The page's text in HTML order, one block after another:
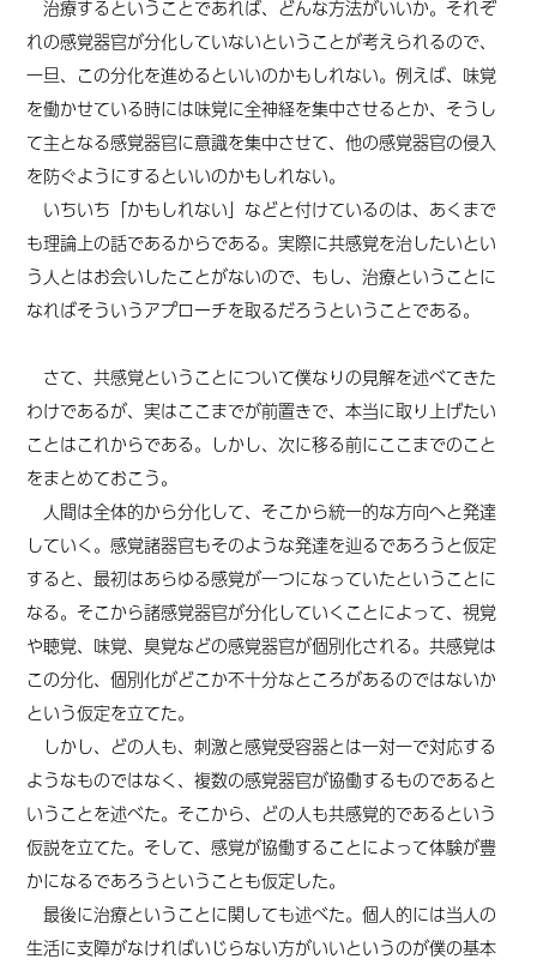
治療するということであれば、どんな方法がいいか。それぞ
れの感覚器官が分化していないということが考えられるので、
一旦、この分化を進めるといいのかもしれない。例えば、味覚
を働かせている時には味覚に全神経を集中させるとか、そうし
て主となる感覚器官に意識を集中させて、他の感覚器官の侵入
を防ぐようにするといいのかもしれない。
いちいち「かもしれない」などと付けているのは、あくまで
も理論上の話であるからである。実際に共感覚を治したいとい
う人とはお会いしたことがないので、もし、治療ということに
なればそういうアプローチを取るだろうということである。
さて、共感覚ということについて僕なりの見解を述べてきた
わけであるが、実はここまでが前置きで、本当に取り上げたい
ことはこれからである。しかし、次に移る前にここまでのこと
をまとめておこう。
人間は全体的から分化して、そこから統一的な方向へと発達
していく。感覚諸器官もそのような発達を辿るであろうと仮定
すると、最初はあらゆる感覚が一つになっていたということに
なる。そこから諸感覚器官が分化していくことによって、視覚
や聴覚、味覚、臭覚などの感覚器官が個別化される。共感覚は
この分化、個別化がどこか不十分なところがあるのではないか
という仮定を立てた。
しかし、どの人も、刺激と感覚受容器とは一対一で対応する
ようなものではなく、複数の感覚器官が協働するものであると
いうことを述べた。そこから、どの人も共感覚的であるという
仮説を立てた。そして、感覚が協働することによって体験が豊
かになるであろうということも仮定した。
最後に治療ということに関しても述べた。個人的には当人の
生活に支障がなければいじらない方がいいというのが僕の基本